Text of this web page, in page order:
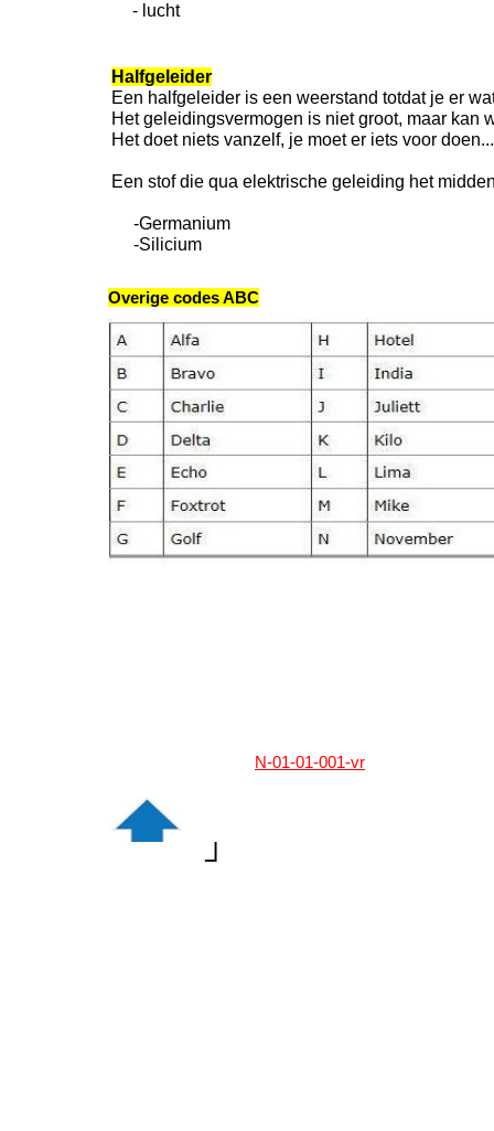
- lucht
Halfgeleider
Een halfgeleider is een weerstand totdat je er
Het geleidingsvermogen is niet groot, maar kan
Het doet niets vanzelf, je moet er iets voor doen...
Een stof die qua elektrische geleiding het
-Germanium
-Silicium
N-01-01-001-vr
┘
Overige codes ABC